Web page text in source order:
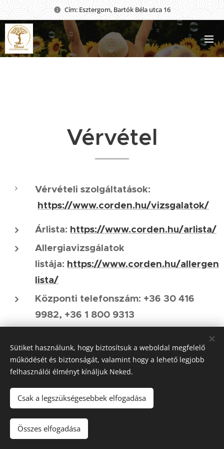
Cím: Esztergom, Bartók Béla utca 16
Vérvétel
Vérvételi szolgáltatások:
https://www.corden.hu/vizsgalatok/
Árlista: https://www.corden.hu/arlista/
Allergiavizsgálatok
listája: https://www.corden.hu/allergen
lista/
Központi telefonszám: +36 30 416
9982, +36 1 800 9313
időpontfoglalás:https://paciens.unilab.
unicomp.hu/idopontfoglalas/helyszin
Webnode
Sütiket használunk, hogy biztosítsuk a weboldal megfelelő
működését és biztonságát, valamint hogy a lehető legjobb
felhasználói élményt kínáljuk Neked.
Csak a legszükségesebbek elfogadása
Összes elfogadása